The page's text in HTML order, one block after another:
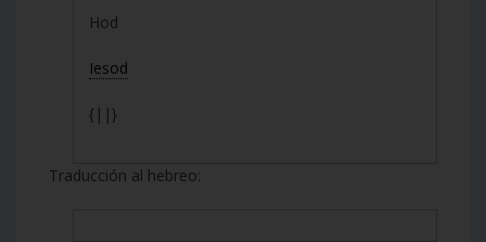
Hod
Iesod
{||}
Traducción al hebreo: